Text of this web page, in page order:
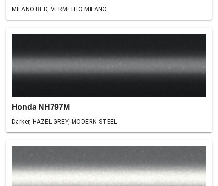
MILANO RED, VERMELHO MILANO
Honda NH797M
Darker, HAZEL GREY, MODERN STEEL